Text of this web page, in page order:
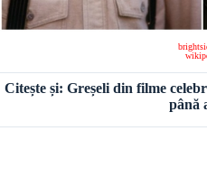
Citește și: Greșeli din filme
până